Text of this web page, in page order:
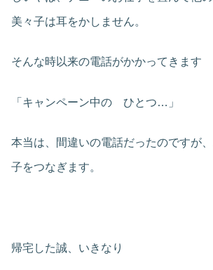
美々子は耳をかしません。
そんな時以来の電話がかかってきます
「キャンペーン中の ひとつ…」
本当は、間違いの電話だったのですが
子をつなぎます。
帰宅した誠、いきなり